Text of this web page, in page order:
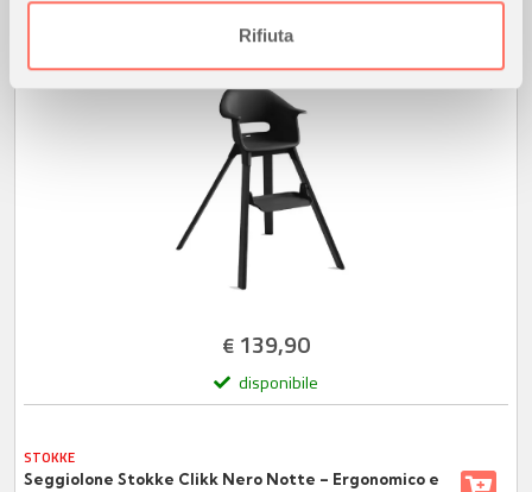
analizzare il nostro traffico. Condividiamo inoltre
informazioni sul modo in cui utilizza il nostro sito con i
nostri partner che si occupano di analisi dei dati web,
pubblicità e social media, i quali potrebbero combinarle
con altre informazioni che ha fornito loro o che hanno
raccolto dal suo utilizzo dei loro servizi.
Rifiuta
€ 139,90
disponibile
STOKKE
Seggiolone Stokke Clikk Nero Notte – Ergonomico e